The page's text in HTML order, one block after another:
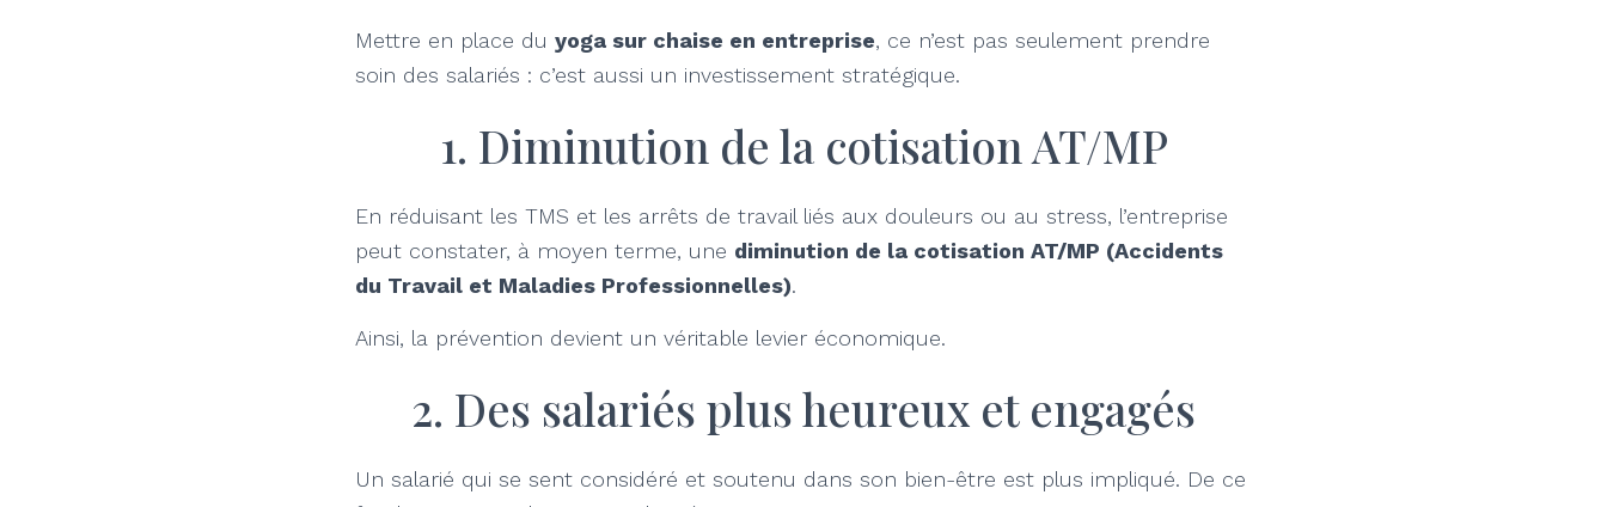
Mettre en place du yoga sur chaise en entreprise, ce n’est pas seulement prendre
soin des salariés : c’est aussi un investissement stratégique.
1. Diminution de la cotisation AT/MP
En réduisant les TMS et les arrêts de travail liés aux douleurs ou au stress, l’entreprise
peut constater, à moyen terme, une diminution de la cotisation AT/MP (Accidents
du Travail et Maladies Professionnelles).
Ainsi, la prévention devient un véritable levier économique.
2. Des salariés plus heureux et engagés
Un salarié qui se sent considéré et soutenu dans son bien-être est plus impliqué. De ce